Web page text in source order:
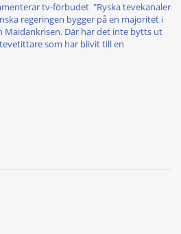
tv-förbudet "Ryska tevekanaler
regeringen bygger på en majoritet i
Där har det inte bytts ut
som har blivit till en